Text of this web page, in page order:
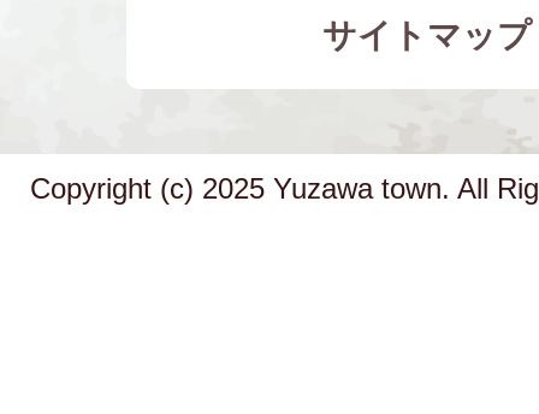
サイトマップ
Copyright (c) 2025 Yuzawa town. All